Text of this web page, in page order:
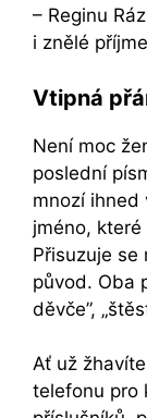
– Reginu
i znělé
Vtipná
Není moc
poslední
mnozí ihned
jméno,
Přisuzuje
původ. Oba
děvče”,
Ať už
telefonu pro